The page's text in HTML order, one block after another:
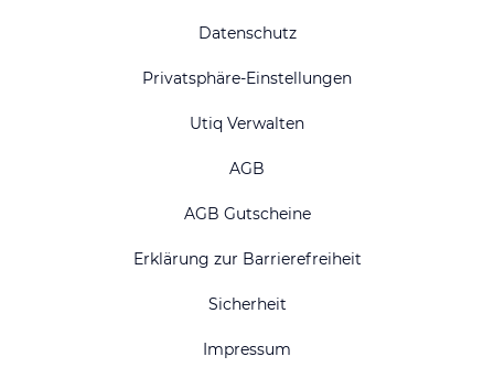
Datenschutz
Privatsphäre-Einstellungen
Utiq Verwalten
AGB
AGB Gutscheine
Erklärung zur Barrierefreiheit
Sicherheit
Impressum